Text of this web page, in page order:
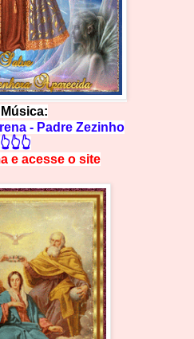
- Padre Zezinho
👆👆👆
e acesse o site